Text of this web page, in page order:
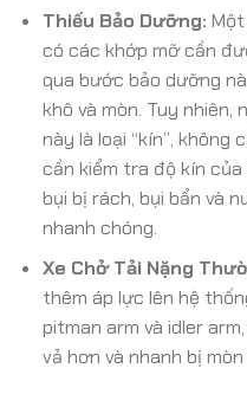
Thiếu Bảo Dưỡng:
có các khớp mỡ cần
qua bước bảo dưỡng
khô và mòn. Tuy nhiên,
này là loại “kín”, không
cần kiểm tra độ kín
bụi bị rách, bụi bẩn và
nhanh chóng.
Xe Chở Tải Nặng
thêm áp lực lên hệ
pitman arm và idler
vả hơn và nhanh bị mòn